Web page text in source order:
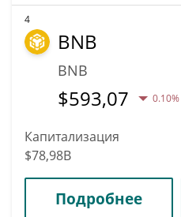
4
BNB
BNB
$593,07 0.10%
Капитализация
$78,98B
Подробнее